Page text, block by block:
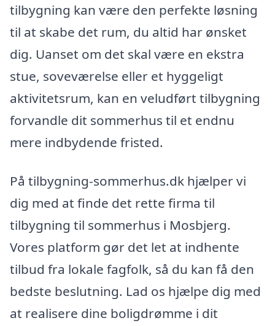
tilbygning kan være den perfekte løsning
til at skabe det rum, du altid har ønsket
dig. Uanset om det skal være en ekstra
stue, soveværelse eller et hyggeligt
aktivitetsrum, kan en veludført tilbygning
forvandle dit sommerhus til et endnu
mere indbydende fristed.
På tilbygning-sommerhus.dk hjælper vi
dig med at finde det rette firma til
tilbygning til sommerhus i Mosbjerg.
Vores platform gør det let at indhente
tilbud fra lokale fagfolk, så du kan få den
bedste beslutning. Lad os hjælpe dig med
at realisere dine boligdrømme i dit